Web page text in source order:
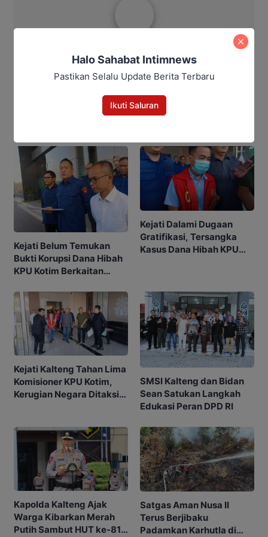
Aditya Lukmantoro
Kejati Belum Temukan
Bukti Korupsi Dana Hibah
KPU Kotim Berkaitan
Kejati Dalami Dugaan
Gratifikasi, Tersangka
Kasus Dana Hibah KPU
Kejati Kalteng Tahan Lima
Komisioner KPU Kotim,
Kerugian Negara Ditaksir
SMSI Kalteng dan Bidan
Sean Satukan Langkah
Edukasi Peran DPD RI
Kapolda Kalteng Ajak
Warga Kibarkan Merah
Putih Sambut HUT ke-81
Satgas Aman Nusa II
Terus Berjibaku
Padamkan Karhutla di
Halo Sahabat Intimnews
Pastikan Selalu Update Berita Terbaru
Ikuti Saluran